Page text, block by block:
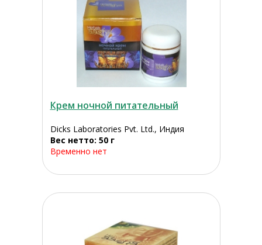
Крем ночной питательный
Dicks Laboratories Pvt. Ltd., Индия
Вес нетто: 50 г
Временно нет